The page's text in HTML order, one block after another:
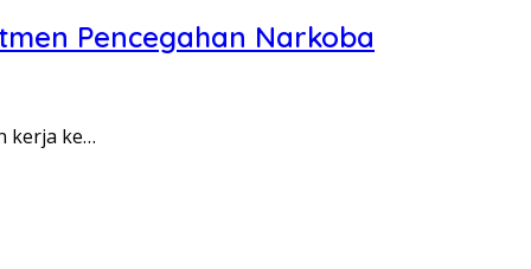
Pencegahan Narkoba
kerja ke…